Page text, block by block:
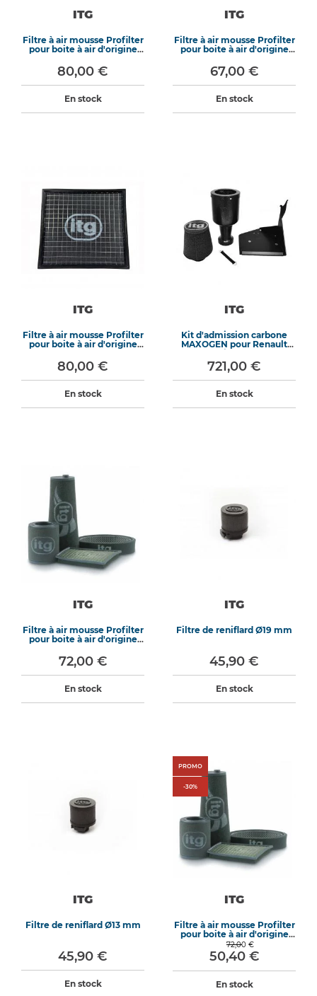
ITG
Filtre à air mousse Profilter
pour boite à air d'origine
80,00 €
En stock
ITG
Filtre à air mousse Profilter
pour boite à air d'origine
67,00 €
En stock
ITG
Filtre à air mousse Profilter
pour boite à air d'origine
80,00 €
En stock
ITG
Kit d'admission carbone
MAXOGEN pour Renault
721,00 €
En stock
ITG
Filtre à air mousse Profilter
pour boite à air d'origine
72,00 €
En stock
ITG
Filtre de reniflard Ø19 mm
45,90 €
En stock
ITG
Filtre de reniflard Ø13 mm
45,90 €
En stock
PROMO
-30%
ITG
Filtre à air mousse Profilter
pour boite à air d'origine
WB-298
72,00 €
50,40 €
En stock